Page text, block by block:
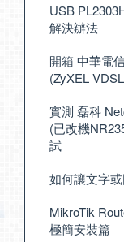
USB
解決辦法
開箱 中華電
(ZyXEL
實測 磊科
(已改機
試
如何讓文字
MikroTik
極簡安裝篇